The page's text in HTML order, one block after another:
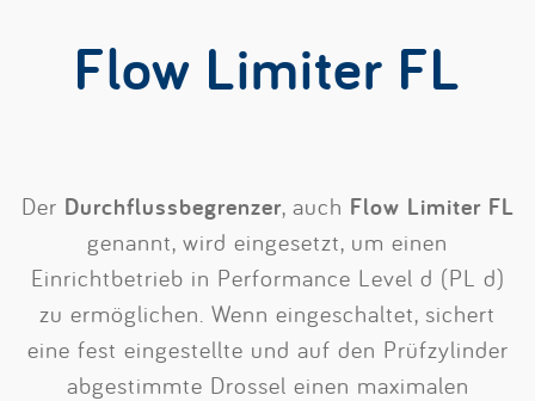
Flow Limiter FL
Der Durchflussbegrenzer, auch Flow Limiter FL
genannt, wird eingesetzt, um einen
Einrichtbetrieb in Performance Level d (PL d)
zu ermöglichen. Wenn eingeschaltet, sichert
eine fest eingestellte und auf den Prüfzylinder
abgestimmte Drossel einen maximalen